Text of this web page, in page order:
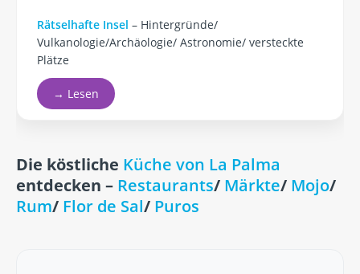
Rätselhafte Insel – Hintergründe/
Vulkanologie/Archäologie/ Astronomie/ versteckte
Plätze
→ Lesen
Die köstliche Küche von La Palma
entdecken – Restaurants/ Märkte/ Mojo/
Rum/ Flor de Sal/ Puros